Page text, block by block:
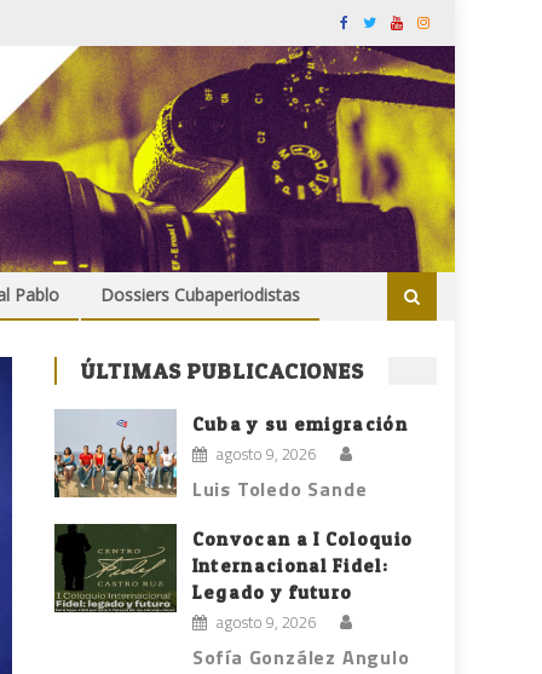
Pablo Dossiers Cubaperiodistas
ÚLTIMAS PUBLICACIONES
Cuba y su emigración
agosto 9, 2026
Luis Toledo Sande
Convocan a I Coloquio
Internacional Fidel:
Legado y futuro
agosto 9, 2026
Sofía González Angulo